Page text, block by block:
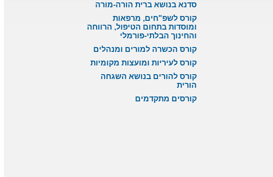
סדנא בנושא ברית הורה-מורה
קורס לשפ"חים, מרפאות
ומוסדות בתחום הטיפול, הרווחה
והחינוך הבלתי-פורמלי
קורס הכשרה למורים ומנהלים
קורס לעיריות ומועצות מקומיות
קורס להורים בנושא השגחה
הורית
קורסים מתקדמים